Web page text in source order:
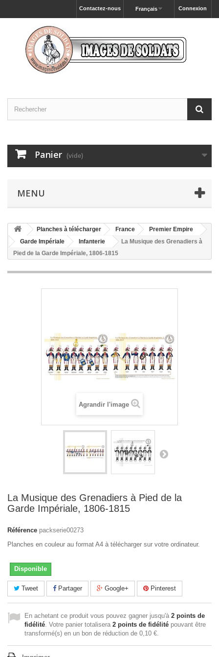
Connexion
Français
Contactez-nous
Panier (vide)
MENU
Planches à télécharger France
Premier Empire
Garde Impériale
Infanterie
La Musique des Grenadiers à
Pied de la Garde Impériale, 1806-1815
Agrandir l'image
La Musique des Grenadiers à Pied de la
Garde Impériale, 1806-1815
Référence packserie00273
Planches en couleur au format A4 à télécharger sur votre ordinateur.
Disponible
Tweet Partager Google+ Pinterest
En achetant ce produit vous pouvez gagner jusqu'à 2 points de
fidélité. Votre panier totalisera 2 points de fidélité pouvant être
transformé(s) en un bon de réduction de 0,10 €.